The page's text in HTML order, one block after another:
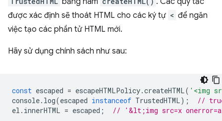
được xác định sẽ thoát HTML cho các ký tự < để ngăn
việc tạo các phần tử HTML mới.
Hãy sử dụng chính sách như sau:
const escaped = escapeHTMLPolicy.createHTML( '<img
console. log(escaped instanceof TrustedHTML);
//
el . innerHTML = escaped ; // '&lt;img src=x